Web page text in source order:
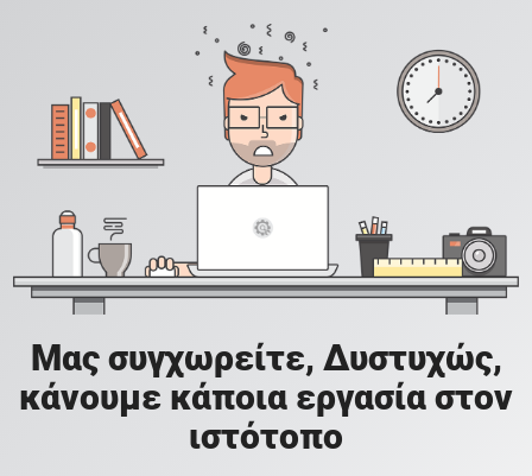
Μας συγχωρείτε, Δυστυχώς,
κάνουμε κάποια εργασία στον
ιστότοπο